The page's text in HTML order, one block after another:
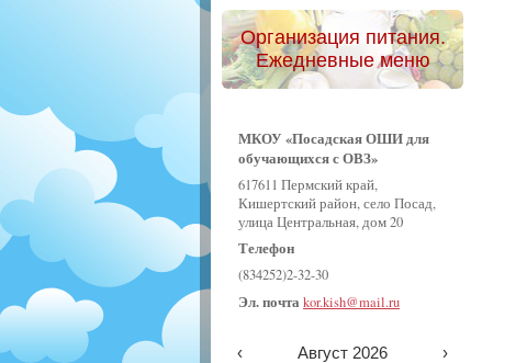
Организация питания.
Ежедневные меню
МКОУ «Посадская ОШИ для
обучающихся с ОВЗ»
617611 Пермский край,
Кишертский район, село Посад,
улица Центральная, дом 20
Телефон
(834252)2-32-30
Эл. почта kor.kish@mail.ru
‹ Август 2026 ›